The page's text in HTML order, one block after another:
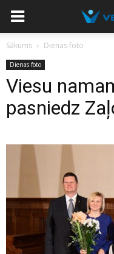
Sākums Dienas foto
Dienas foto
Viesu
pasniedz